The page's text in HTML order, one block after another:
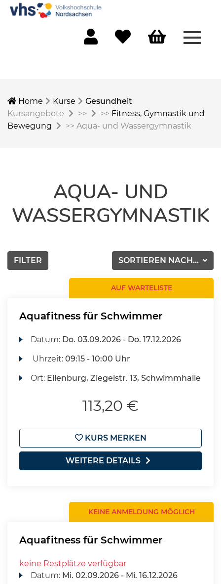
Home Kurse
Gesundheit
Kursangebote
>> >> Fitness, Gymnastik und
Bewegung
>> Aqua- und Wassergymnastik
AQUA- UND
WASSERGYMNASTIK
SORTIEREN NACH...
FILTER
AUF WARTELISTE
Aquafitness für Schwimmer
Datum: Do. 03.09.2026 - Do. 17.12.2026
Uhrzeit:09:15 - 10:00 Uhr
Ort: Eilenburg, Ziegelstr. 13, Schwimmhalle
113,20 €
KURS MERKEN
WEITERE DETAILS
KEINE ANMELDUNG MÖGLICH
Aquafitness für Schwimmer
keine Restplätze verfügbar
Datum: Mi. 02.09.2026 - Mi. 16.12.2026